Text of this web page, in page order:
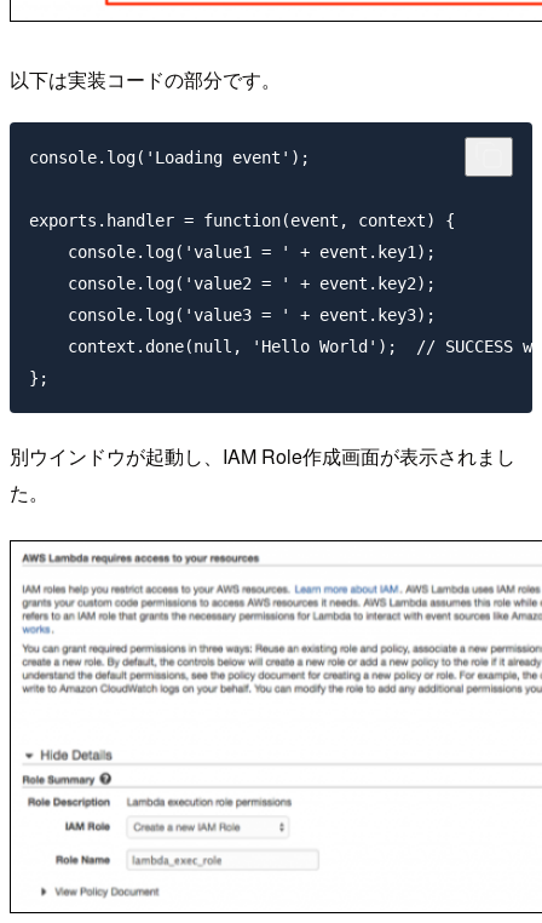
以下は実装コードの部分です。
console.log('Loading event');
exports.handler = function(event, context) {
    console.log('value1 = ' + event.key1);
    console.log('value2 = ' + event.key2);
    console.log('value3 = ' + event.key3);
context.done(null, 'Hello World');  // SUCCESS
別ウインドウが起動し、IAM Role作成画面が表示されまし
た。